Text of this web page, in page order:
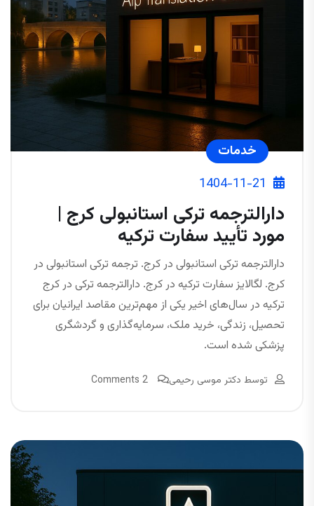
خدمات
1404-11-21
دارالترجمه ترکی استانبولی کرج |
مورد تأیید سفارت ترکیه
دارالترجمه ترکی استانبولی در کرج. ترجمه ترکی استانبولی در
کرج. لگالایز سفارت ترکیه در کرج. دارالترجمه ترکی در کرج
ترکیه در سال‌های اخیر یکی از مهم‌ترین مقاصد ایرانیان برای
تحصیل، زندگی، خرید ملک، سرمایه‌گذاری و گردشگری
پزشکی شده است.
توسط دکتر موسی رحیمی 2 Comments